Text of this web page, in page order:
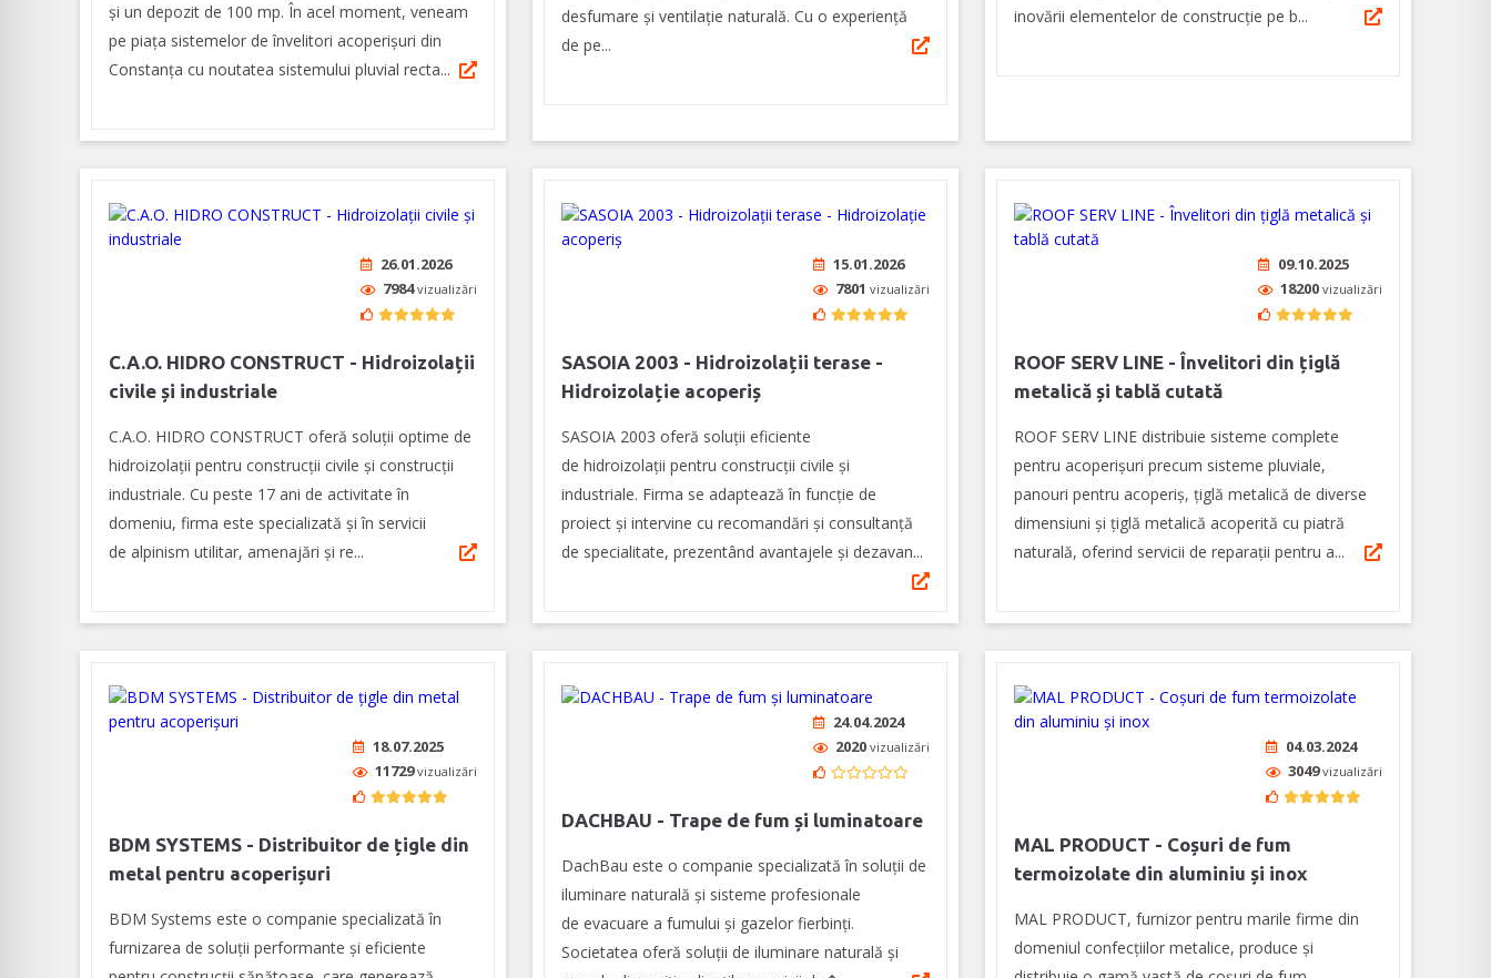
și un depozit de 100 mp. În acel moment, veneam
pe piața sistemelor de învelitori acoperișuri din
Constanța cu noutatea sistemului pluvial recta...
desfumare și ventilație naturală. Cu o experiență
de pe...
inovării elementelor de construcție pe b...
26.01.2026
7984vizualizări
C.A.O. HIDRO CONSTRUCT - Hidroizolații
civile și industriale
C.A.O. HIDRO CONSTRUCT oferă soluții optime de
hidroizolații pentru construcții civile și construcții
industriale. Cu peste 17 ani de activitate în
domeniu, firma este specializată și în servicii
de alpinism utilitar, amenajări și re...
15.01.2026
7801 vizualizări
SASOIA 2003 - Hidroizolații terase -
Hidroizolație acoperiș
SASOIA 2003 oferă soluții eficiente
de hidroizolații pentru construcții civile și
industriale. Firma se adaptează în funcție de
proiect și intervine cu recomandări și consultanță
de specialitate, prezentând avantajele și dezavan...
09.10.2025
18200 vizualizări
ROOF SERV LINE - Învelitori din țiglă
metalică și tablă cutată
ROOF SERV LINE distribuie sisteme complete
pentru acoperișuri precum sisteme pluviale,
panouri pentru acoperiş, ţiglă metalică de diverse
dimensiuni şi ţiglă metalică acoperită cu piatră
naturală, oferind servicii de reparaţii pentru a...
18.07.2025
11729vizualizări
BDM SYSTEMS - Distribuitor de țigle din
metal pentru acoperișuri
BDM Systems este o companie specializată în
furnizarea de soluții performante și eficiente
24.04.2024
2020 vizualizări
DACHBAU - Trape de fum și luminatoare
DachBau este o companie specializată în soluții de
iluminare naturală și sisteme profesionale
de evacuare a fumului și gazelor fierbinți.
Societatea oferă soluții de iluminare naturală și
04.03.2024
3049vizualizări
MAL PRODUCT - Coșuri de fum
termoizolate din aluminiu și inox
MAL PRODUCT, furnizor pentru marile firme din
domeniul confecțiilor metalice, produce și